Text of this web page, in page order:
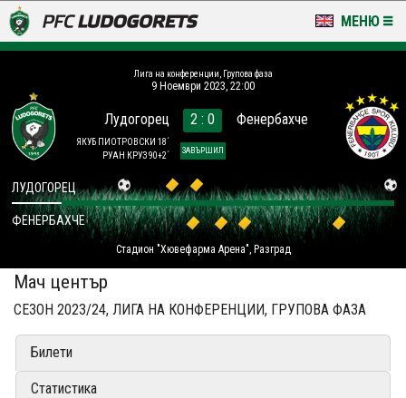
МЕНЮ
LUDOGORETS TV
НА ТЕРЕНА
СТАДИОН & БАЗИ
КЛУБ
ЗА ФЕНОВЕ
Лига на конференции, Групова фаза
9 Ноември 2023, 22:00
Лудогорец
ЯКУБ ПИОТРОВСКИ 18´
РУАН КРУЗ 90+2´
2 : 0
ЗАВЪРШИЛ
Фенербахче
Стадион "Хювефарма Арена", Разград
ЛУДОГОРЕЦ
ФЕНЕРБАХЧЕ
Мач център
СЕЗОН 2023/24, ЛИГА НА КОНФЕРЕНЦИИ, ГРУПОВА ФАЗА
Билети
Статистика